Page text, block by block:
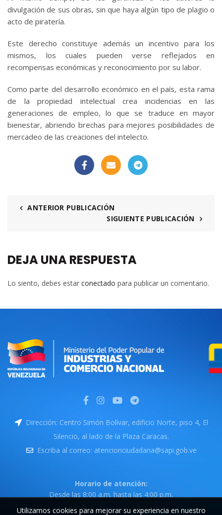
divulgación de sus obras, sin que haya algún tipo de plagio o
acto de piratería.
Este derecho constituye además un incentivo para los
mismos, los cuales pueden verse reflejados en
recompensas económicas y reconocimiento por su labor.
Como parte del desarrollo económico en el país, esta rama
de la propiedad intelectual crea incidencias en las
generaciones de empleo, lo que se traduce en mayor
bienestar, abriendo brechas para mejores posibilidades de
mercadeo de las creaciones del intelecto.
ANTERIOR PUBLICACIÓN
SIGUIENTE PUBLICACIÓN
DEJA UNA RESPUESTA
Lo siento, debes estar conectado para publicar un comentario.
Dirección: Centro Simón Bolívar, edificio Norte, piso 4, El
Silencio, al lado de la Plaza Caracas.
Escriba al correo: atencionciudadana@sapi.gob.ve
Horario de atención:
Desde las 8:00 a.m. hasta las 4:00 p.m.
Utilizamos cookies para mejorar su experiencia en nuestro